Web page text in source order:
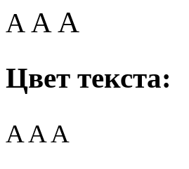
A AA
Цвет текста:
AAA